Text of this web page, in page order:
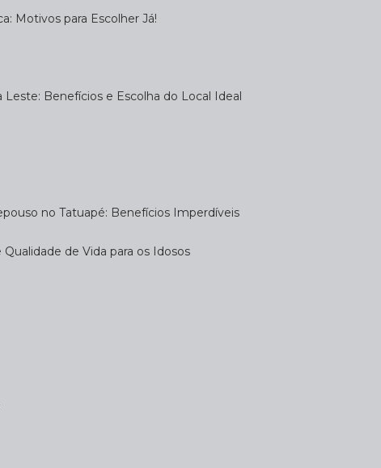
Motivos para Escolher Já!
Leste: Benefícios e Escolha do Local Ideal
no Tatuapé: Benefícios Imperdíveis
Qualidade de Vida para os Idosos